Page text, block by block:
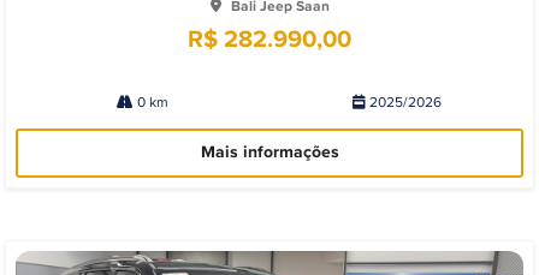
Bali Jeep Saan
R$ 282.990,00
0 km 2025/2026
Mais informações